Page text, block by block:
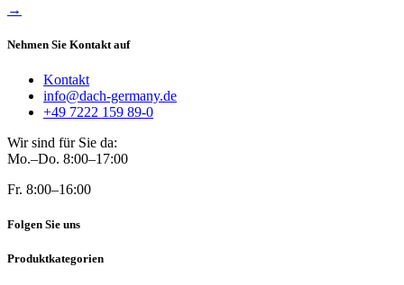
→
Nehmen Sie Kontakt auf
Kontakt
info@dach-germany.de
+49 7222 159 89-0
Wir sind für Sie da:
Mo.–Do. 8:00–17:00
Fr. 8:00–16:00
Folgen Sie uns
Produktkategorien